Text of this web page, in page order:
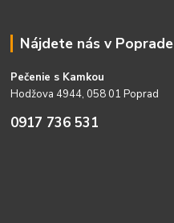
Nájdete nás v Poprade
Pečenie s Kamkou
Hodžova 4944, 058 01 Poprad
0917 736 531